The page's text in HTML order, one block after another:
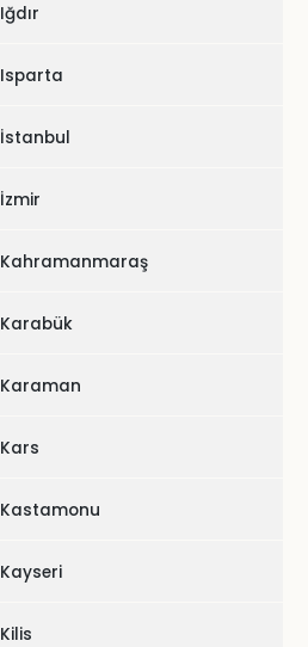
Iğdır
Isparta
İstanbul
İzmir
Kahramanmaraş
Karabük
Karaman
Kars
Kastamonu
Kayseri
Kilis